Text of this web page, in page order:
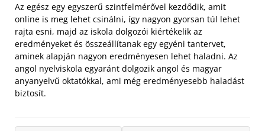
Az egész egy egyszerű szintfelmérővel kezdődik, amit
online is meg lehet csinálni, így nagyon gyorsan túl lehet
rajta esni, majd az iskola dolgozói kiértékelik az
eredményeket és összeállítanak egy egyéni tantervet,
aminek alapján nagyon eredményesen lehet haladni. Az
angol nyelviskola egyaránt dolgozik angol és magyar
anyanyelvű oktatókkal, ami még eredményesebb haladást
biztosít.